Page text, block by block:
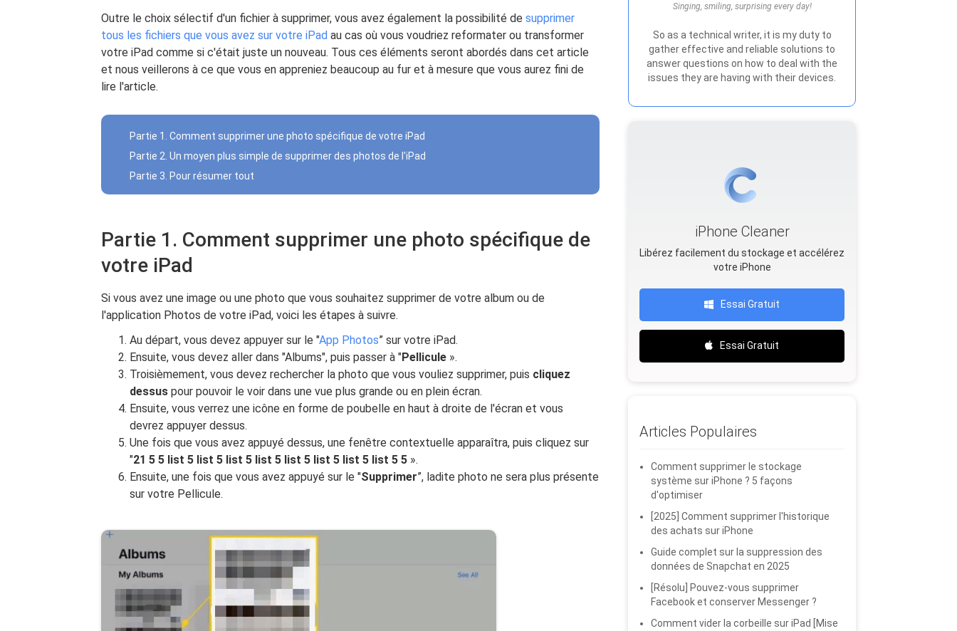
Outre le choix sélectif d'un fichier à supprimer, vous avez également la possibilité de supprimer
tous les fichiers que vous avez sur votre iPad au cas où vous voudriez reformater ou transformer
votre iPad comme si c'était juste un nouveau. Tous ces éléments seront abordés dans cet article
et nous veillerons à ce que vous en appreniez beaucoup au fur et à mesure que vous aurez fini de
lire l'article.
Partie 1. Comment supprimer une photo spécifique de votre iPad
Partie 2. Un moyen plus simple de supprimer des photos de l'iPad
Partie 3. Pour résumer tout
Partie 1. Comment supprimer une photo spécifique de
votre iPad
Si vous avez une image ou une photo que vous souhaitez supprimer de votre album ou de
l'application Photos de votre iPad, voici les étapes à suivre.
Au départ, vous devez appuyer sur le "App Photos” sur votre iPad.
Ensuite, vous devez aller dans "Albums", puis passer à "Pellicule ».
Troisièmement, vous devez rechercher la photo que vous vouliez supprimer, puis cliquez
dessus pour pouvoir le voir dans une vue plus grande ou en plein écran.
Ensuite, vous verrez une icône en forme de poubelle en haut à droite de l'écran et vous
devrez appuyer dessus.
Une fois que vous avez appuyé dessus, une fenêtre contextuelle apparaîtra, puis cliquez sur
"21 5 5 list 5 list 5 list 5 list 5 list 5 list 5 list 5 list 5 5 ».
Ensuite, une fois que vous avez appuyé sur le "Supprimer”, ladite photo ne sera plus présente
sur votre Pellicule.
Singing, smiling, surprising every day!
So as a technical writer, it is my duty to
gather effective and reliable solutions to
answer questions on how to deal with the
issues they are having with their devices.
iPhone Cleaner
Libérez facilement du stockage et accélérez
votre iPhone
Essai Gratuit
Essai Gratuit
Articles Populaires
Comment supprimer le stockage
système sur iPhone ? 5 façons
d'optimiser
[2025] Comment supprimer l'historique
des achats sur iPhone
Guide complet sur la suppression des
données de Snapchat en 2025
[Résolu] Pouvez-vous supprimer
Facebook et conserver Messenger ?
Comment vider la corbeille sur iPad [Mise